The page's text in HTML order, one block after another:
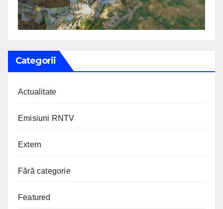
Categorii
Actualitate
Emisiuni RNTV
Extern
Fără categorie
Featured